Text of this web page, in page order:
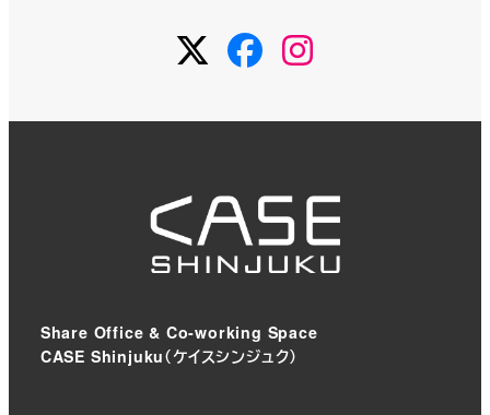
TwitterFacebook
Share Office & Co-working Space
CASE Shinjuku（ケイスシンジュク）